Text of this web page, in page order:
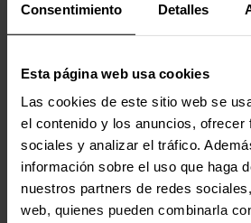
Consentimiento Detalles
Esta página web usa cookies
Las cookies de este sitio web se
el contenido y los anuncios, ofrecer
sociales y analizar el tráfico.
información sobre el uso que haga
nuestros partners de redes
web, quienes pueden combinarla
Sistema operativo
Windows
Windows
Peso y dimensiones
Peso 345 g